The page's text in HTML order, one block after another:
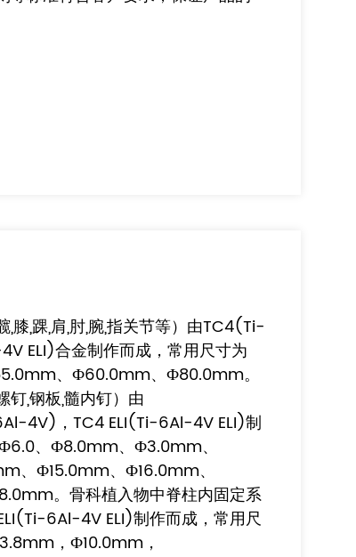
膝,踝,肩,肘,腕,指关节等）由TC4(Ti-
ELI)合金制作而成，常用尺寸为
、Ф60.0mm、Ф80.0mm。
钉,钢板,髓内钉）由
4V)，TC4 ELI(Ti-6Al-4V ELI)制
、Ф8.0mm、Ф3.0mm、
、Ф15.0mm、Ф16.0mm、
。骨科植入物中脊柱内固定系
6Al-4V ELI)制作而成，常用尺
，Ф10.0mm，